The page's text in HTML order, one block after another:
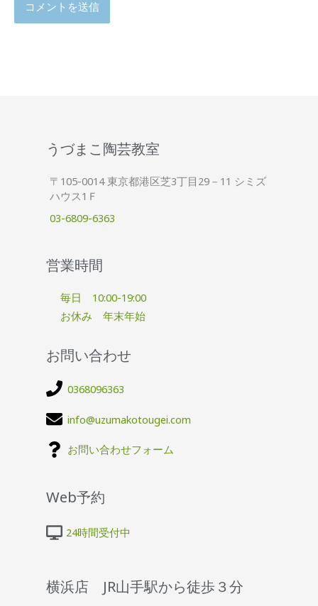
うづまこ陶芸教室
〒105-0014 東京都港区芝3丁目29－11 シミズ
ハウス1Ｆ
03-6809-6363
営業時間
毎日 10:00-19:00
お休み 年末年始
お問い合わせ
0368096363
info@uzumakotougei.com
お問い合わせフォーム
Web予約
24時間受付中
横浜店 JR山手駅から徒歩３分